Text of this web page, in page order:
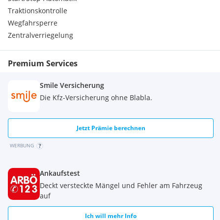
Traktionskontrolle
Wegfahrsperre
Zentralverriegelung
Premium Services
Smile Versicherung
Die Kfz-Versicherung ohne Blabla.
Jetzt Prämie berechnen
WERBUNG
Ankaufstest
Deckt versteckte Mängel und Fehler am Fahrzeug
auf
Ich will mehr Info